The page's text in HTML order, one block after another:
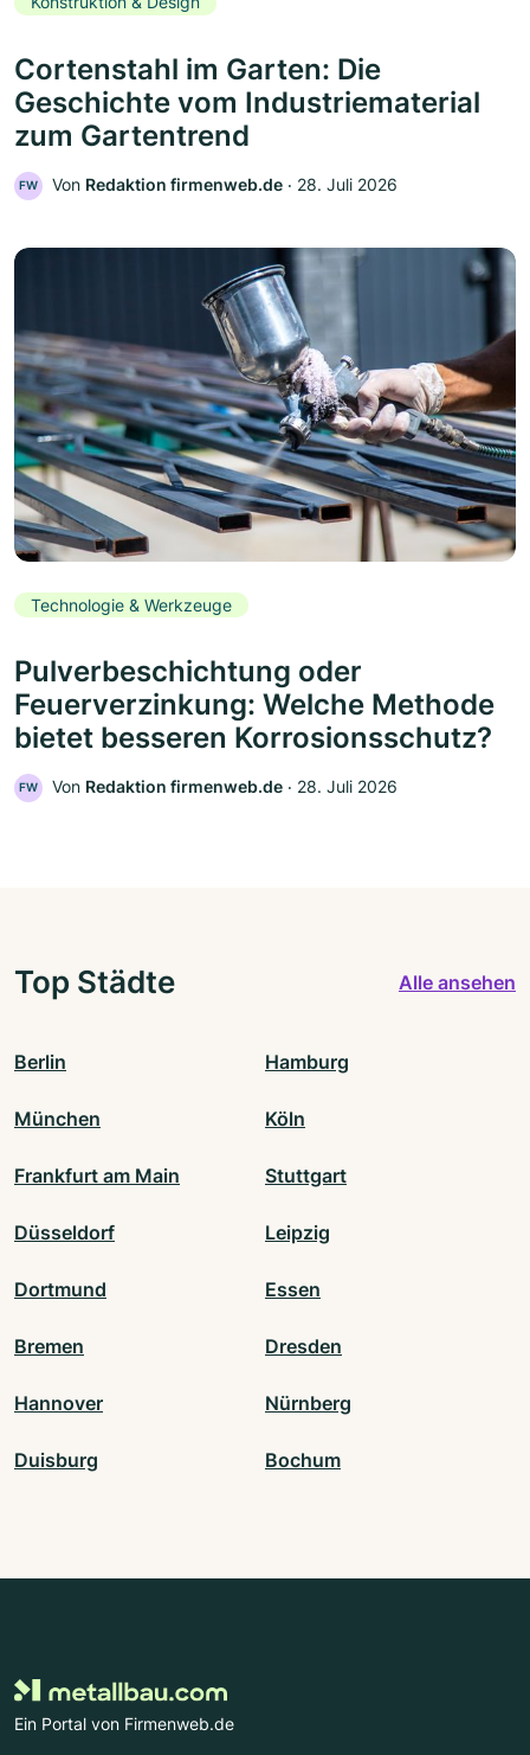
Cortenstahl im Garten: Die
Geschichte vom Industriematerial
zum Gartentrend
FW Von Redaktion firmenweb.de ‧ 28. Juli 2026
Technologie & Werkzeuge
Pulverbeschichtung oder
Feuerverzinkung: Welche Methode
bietet besseren Korrosionsschutz?
FW Von Redaktion firmenweb.de ‧ 28. Juli 2026
Top Städte Alle ansehen
Berlin Hamburg
München Köln
Frankfurt am Main Stuttgart
Düsseldorf Leipzig
Dortmund Essen
Bremen Dresden
Hannover Nürnberg
Duisburg Bochum
Ein Portal von Firmenweb.de